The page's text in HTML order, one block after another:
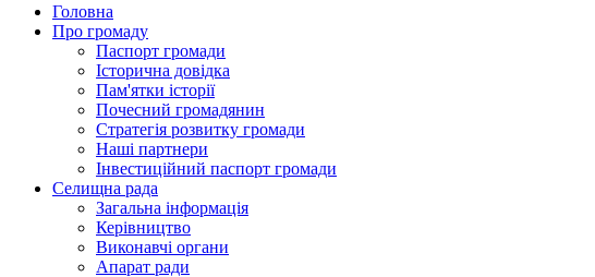
Головна
Про громаду
Паспорт громади
Історична довідка
Пам'ятки історії
Почесний громадянин
Стратегія розвитку громади
Наші партнери
Інвестиційний паспорт громади
Селищна рада
Загальна інформація
Керівництво
Виконавчі органи
Апарат ради